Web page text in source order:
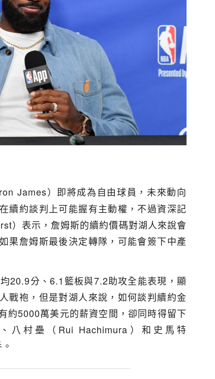
James）即將成為自由球員，未來動向
續約談判上可能握有主動權，不過資深記
）表示，詹姆斯的續約價碼對湖人來說會
果詹姆斯最後決定轉隊，可能會簽下中產
20.9分、6.1籃板與7.2助攻全能表現，顯
戰袍，但是對湖人來說，如何談判續約金
約5000萬美元的薪資空間，卻同時得留下
八村壘（Rui Hachimura）和史馬特